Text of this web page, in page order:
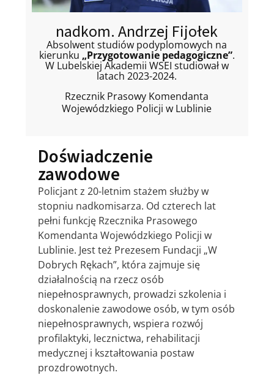
nadkom. Andrzej Fijołek
Absolwent studiów podyplomowych na
kierunku „Przygotowanie pedagogiczne”.
W Lubelskiej Akademii WSEI studiował w
latach 2023-2024.
Rzecznik Prasowy Komendanta
Wojewódzkiego Policji w Lublinie
Doświadczenie
zawodowe
Policjant z 20-letnim stażem służby w
stopniu nadkomisarza. Od czterech lat
pełni funkcję Rzecznika Prasowego
Komendanta Wojewódzkiego Policji w
Lublinie. Jest też Prezesem Fundacji „W
Dobrych Rękach”, która zajmuje się
działalnością na rzecz osób
niepełnosprawnych, prowadzi szkolenia i
doskonalenie zawodowe osób, w tym osób
niepełnosprawnych, wspiera rozwój
profilaktyki, lecznictwa, rehabilitacji
medycznej i kształtowania postaw
prozdrowotnych.